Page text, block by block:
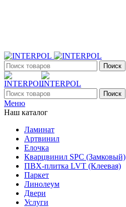
Поиск
Поиск
Меню
Наш каталог
Ламинат
Артвинил
Елочка
Кварцвинил SPC (Замковый)
ПВХ-плитка LVT (Клеевая)
Паркет
Линолеум
Двери
Услуги